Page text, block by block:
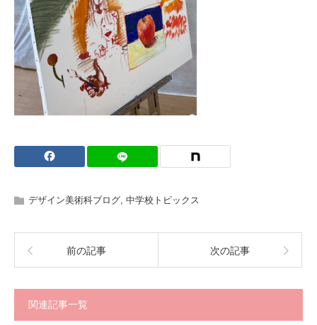
デザイン美術科ブログ, 中学校トピックス
前の記事 次の記事
関連記事一覧